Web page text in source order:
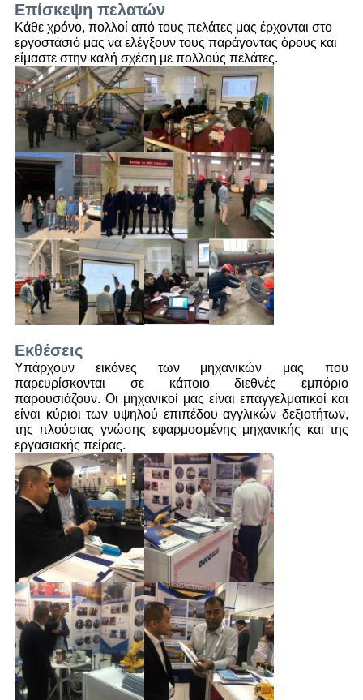
Επίσκεψη πελατών
Κάθε χρόνο, πολλοί από τους πελάτες μας έρχονται στο
εργοστάσιό μας να ελέγξουν τους παράγοντας όρους και
είμαστε στην καλή σχέση με πολλούς πελάτες.
Εκθέσεις
Υπάρχουν εικόνες των μηχανικών μας που
παρευρίσκονται σε κάποιο διεθνές εμπόριο
παρουσιάζουν. Οι μηχανικοί μας είναι επαγγελματικοί και
είναι κύριοι των υψηλού επιπέδου αγγλικών δεξιοτήτων,
της πλούσιας γνώσης εφαρμοσμένης μηχανικής και της
εργασιακής πείρας.